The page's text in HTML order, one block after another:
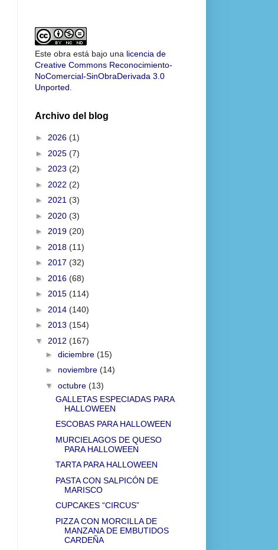
Este obra está bajo una licencia de
Creative Commons Reconocimiento-
NoComercial-SinObraDerivada 3.0
Unported
Archivo del blog
► 2026 (1)
► 2025 (7)
► 2023 (2)
► 2022 (2)
► 2021 (3)
► 2020 (3)
► 2019 (20)
► 2018 (11)
► 2017 (32)
► 2016 (68)
► 2015 (114)
► 2014 (140)
► 2013 (154)
▼ 2012 (167)
► diciembre (15)
► noviembre (14)
▼ octubre (13)
GALLETAS ESPECIADAS PARA
HALLOWEEN
ESCOBAS PARA HALLOWEEN
MURCIELAGOS DE QUESO
PARA HALLOWEEN
TARTA PARA HALLOWEEN
PASTA CON SALPICÓN DE
MARISCO
CUPCAKES “CIRCUS”
PIZZA CON MORCILLA DE
MANZANA DE EMBUTIDOS
CARDEÑA